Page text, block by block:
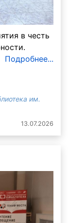
в честь
Подробнее...
им.
13.07.2026